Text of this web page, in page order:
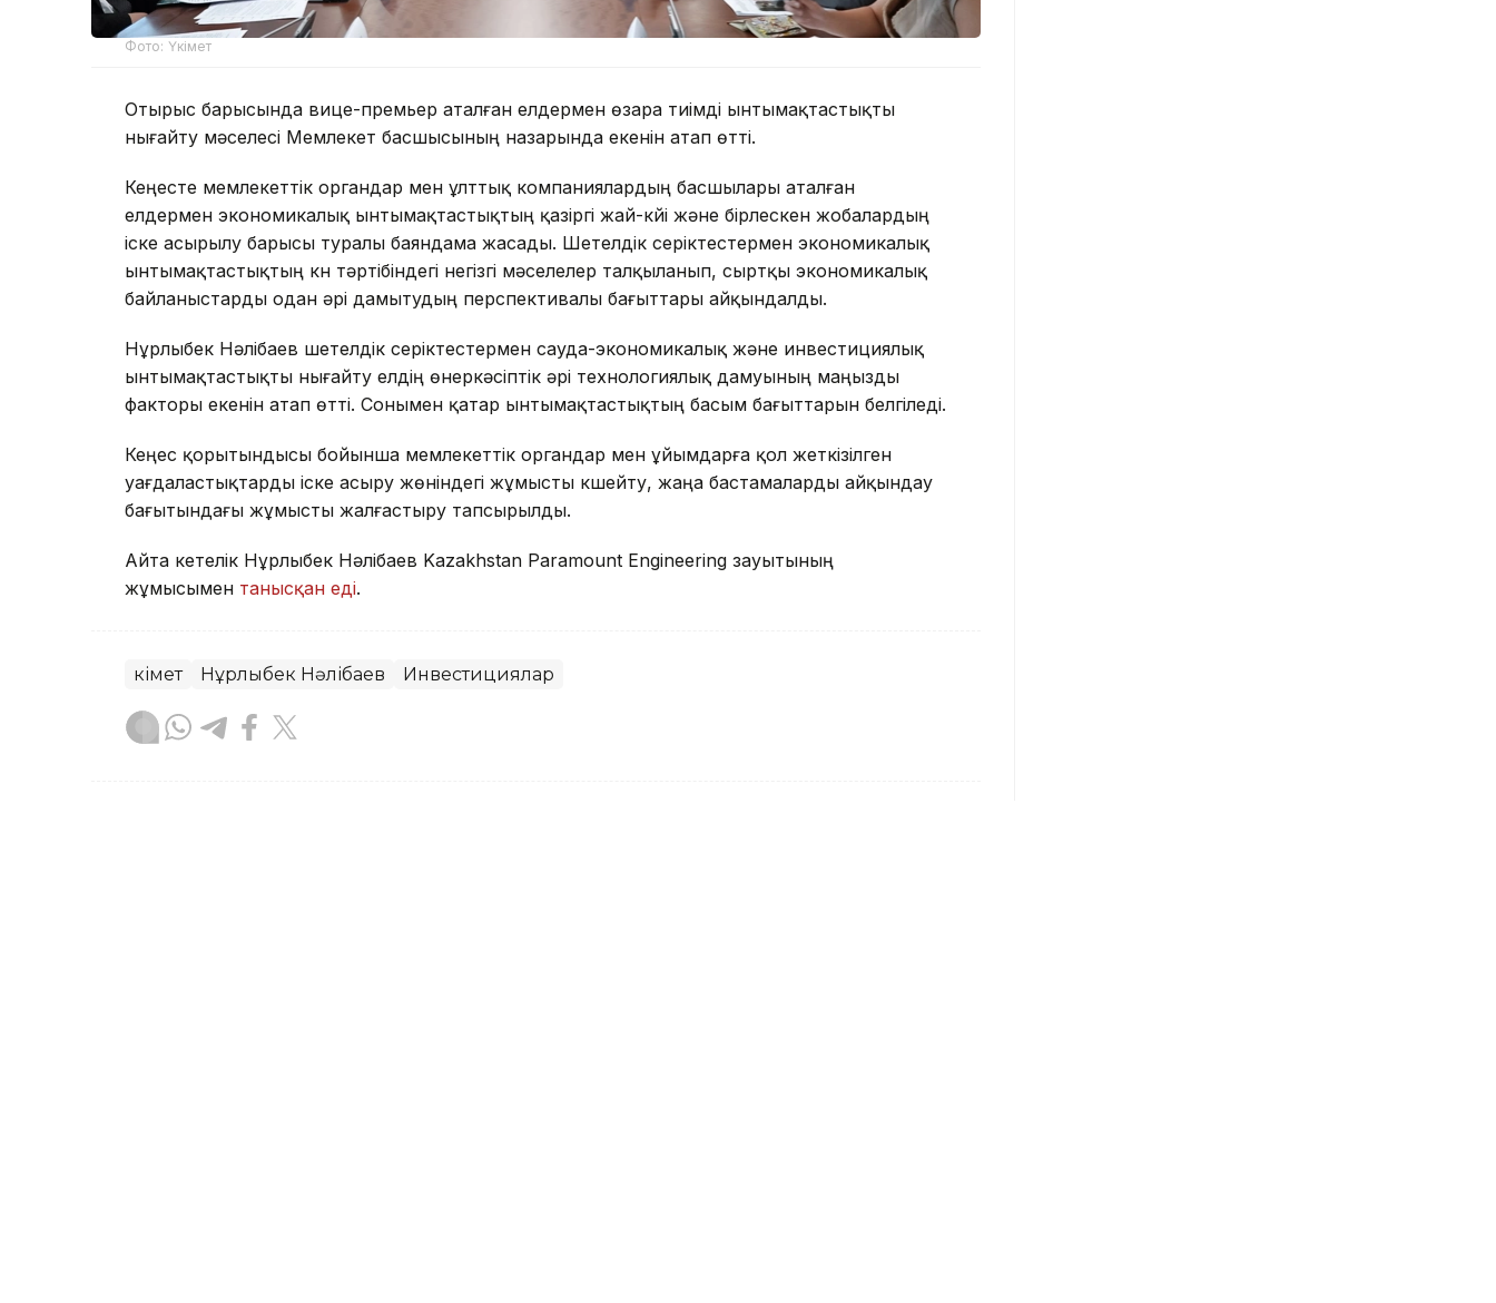
Фото: Үкімет
Отырыс барысында вице-премьер аталған елдермен өзара тиімді ынтымақтастықты
нығайту мәселесі Мемлекет басшысының назарында екенін атап өтті.
Кеңесте мемлекеттік органдар мен ұлттық компаниялардың басшылары аталған
елдермен экономикалық ынтымақтастықтың қазіргі жай-күйі және бірлескен жобалардың
іске асырылу барысы туралы баяндама жасады. Шетелдік серіктестермен экономикалық
ынтымақтастықтың күн тәртібіндегі негізгі мәселелер талқыланып, сыртқы экономикалық
байланыстарды одан әрі дамытудың перспективалы бағыттары айқындалды.
Нұрлыбек Нәлібаев шетелдік серіктестермен сауда-экономикалық және инвестициялық
ынтымақтастықты нығайту елдің өнеркәсіптік әрі технологиялық дамуының маңызды
факторы екенін атап өтті. Сонымен қатар ынтымақтастықтың басым бағыттарын белгіледі.
Кеңес қорытындысы бойынша мемлекеттік органдар мен ұйымдарға қол жеткізілген
уағдаластықтарды іске асыру жөніндегі жұмысты күшейту, жаңа бастамаларды айқындау
бағытындағы жұмысты жалғастыру тапсырылды.
Айта кетелік Нұрлыбек Нәлібаев Kazakhstan Paramount Engineering зауытының
жұмысымен танысқан еді.
Үкімет Нұрлыбек Нәлібаев Инвестициялар